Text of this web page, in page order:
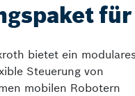
bietet ein
Steuerung von
mobilen Robotern